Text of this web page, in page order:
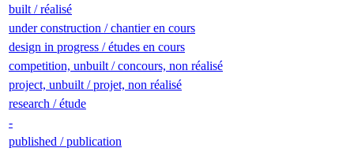
built / réalisé
under construction / chantier en cours
design in progress / études en cours
competition, unbuilt / concours, non réalisé
project, unbuilt / projet, non réalisé
research / étude
-
published / publication